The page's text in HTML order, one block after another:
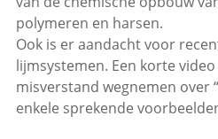
polymeren en harsen.
Ook is er aandacht voor
lijmsystemen. Een korte
misverstand wegnemen over
enkele sprekende